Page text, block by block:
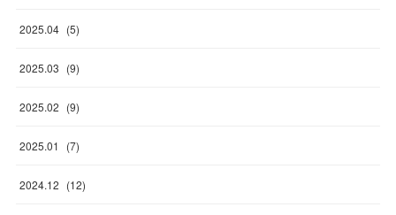
2025.04 (5)
2025.03 (9)
2025.02 (9)
2025.01 (7)
2024.12 (12)